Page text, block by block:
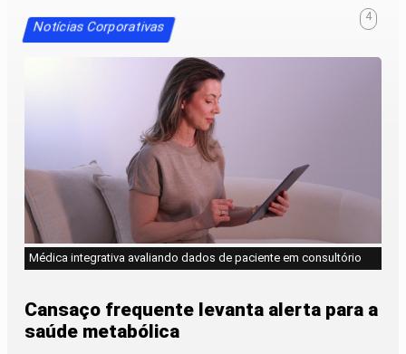
Notícias Corporativas
4
Médica integrativa avaliando dados de paciente em consultório
Cansaço frequente levanta alerta para a
saúde metabólica